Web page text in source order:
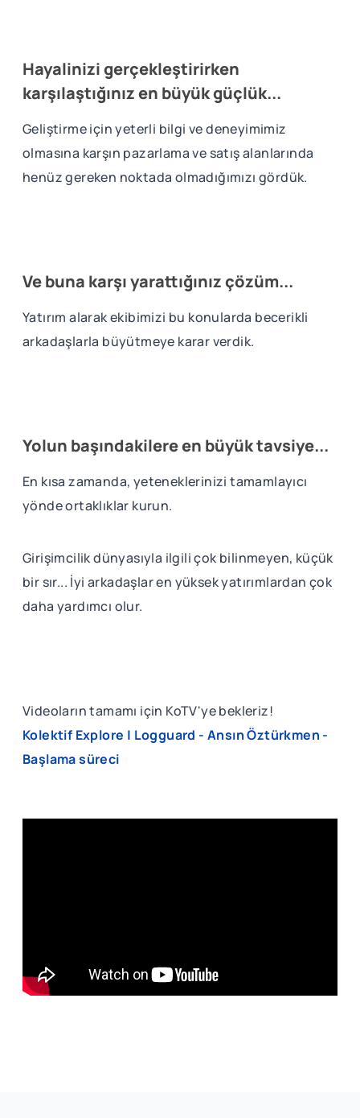
Hayalinizi gerçekleştirirken
karşılaştığınız en büyük güçlük...
Geliştirme için yeterli bilgi ve deneyimimiz
olmasına karşın pazarlama ve satış alanlarında
henüz gereken noktada olmadığımızı gördük.
Ve buna karşı yarattığınız çözüm...
Yatırım alarak ekibimizi bu konularda becerikli
arkadaşlarla büyütmeye karar verdik.
Yolun başındakilere en büyük tavsiye...
En kısa zamanda, yeteneklerinizi tamamlayıcı
yönde ortaklıklar kurun.
Girişimcilik dünyasıyla ilgili çok bilinmeyen, küçük
bir sır... İyi arkadaşlar en yüksek yatırımlardan çok
daha yardımcı olur.
Videoların tamamı için KoTV'ye bekleriz!
Kolektif Explore | Logguard - Ansın Öztürkmen -
Başlama süreci